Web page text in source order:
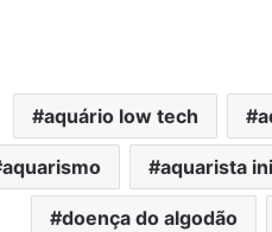
aquário low tech
aquarismo aquarista
doença do algodão